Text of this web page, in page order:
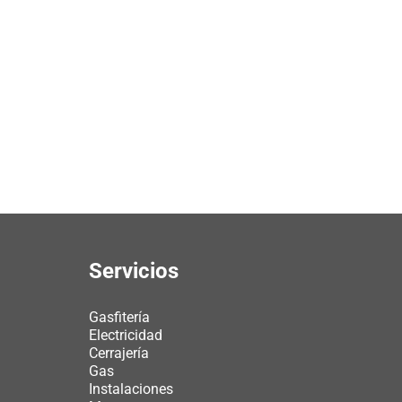
Servicios
Gasfitería
Electricidad
Cerrajería
Gas
Instalaciones